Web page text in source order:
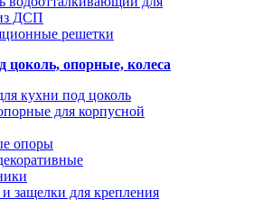
ДСП
решетки
цоколь, опорные, колеса
кухни под цоколь
для корпусной
опоры
защелки для крепления